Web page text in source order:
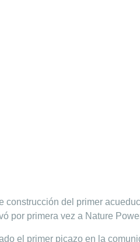
construcción del primer
por primera vez a Nature
el primer picazo en la